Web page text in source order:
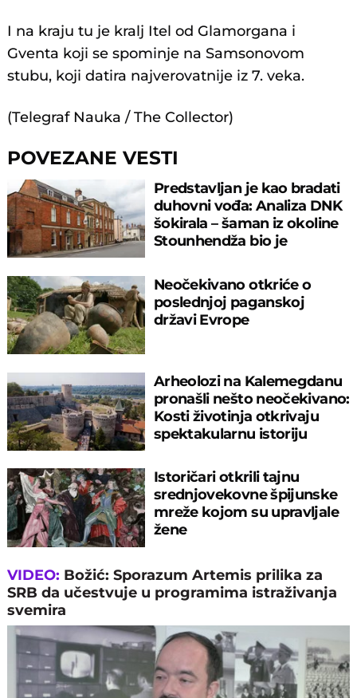
I na kraju tu je kralj Itel od Glamorgana i
Gventa koji se spominje na Samsonovom
stubu, koji datira najverovatnije iz 7. veka.
(Telegraf Nauka / The Collector)
POVEZANE VESTI
Predstavljan je kao bradati
duhovni vođa: Analiza DNK
šokirala – šaman iz okoline
Stounhendža bio je
Neočekivano otkriće o
poslednjoj paganskoj
državi Evrope
Arheolozi na Kalemegdanu
pronašli nešto neočekivano:
Kosti životinja otkrivaju
spektakularnu istoriju
Istoričari otkrili tajnu
srednjovekovne špijunske
mreže kojom su upravljale
žene
VIDEO: Božić: Sporazum Artemis prilika za
SRB da učestvuje u programima istraživanja
svemira